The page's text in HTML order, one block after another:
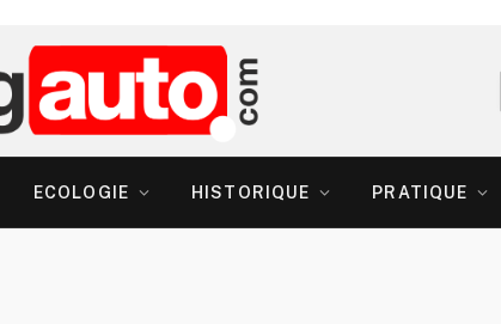
ECOLOGIE HISTORIQUE PRATIQUE